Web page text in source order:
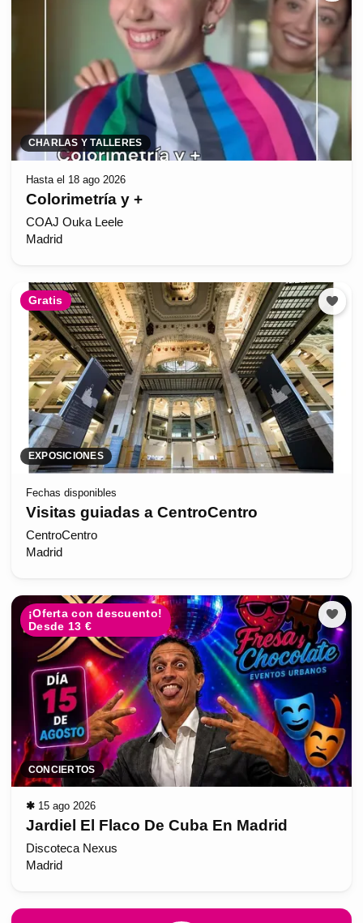
CHARLAS Y TALLERES
Hasta el 18 ago 2026
Colorimetría y +
COAJ Ouka Leele
Madrid
Gratis
EXPOSICIONES
Fechas disponibles
Visitas guiadas a CentroCentro
CentroCentro
Madrid
¡Oferta con descuento!
Desde 13 €
CONCIERTOS
✱ 15 ago 2026
Jardiel El Flaco De Cuba En Madrid
Discoteca Nexus
Madrid